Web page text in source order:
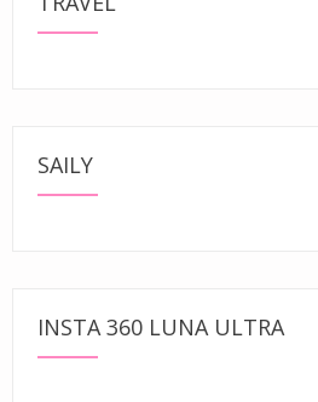
SAILY
INSTA 360 LUNA ULTRA